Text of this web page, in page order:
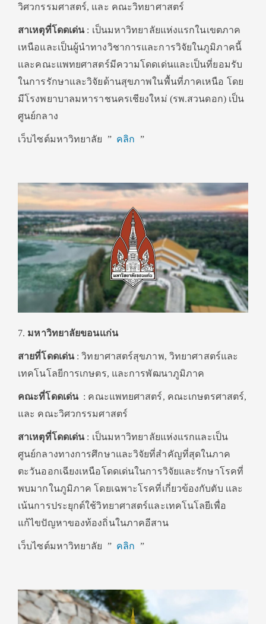
วิศวกรรมศาสตร์, และ คณะวิทยาศาสตร์
สาเหตุที่โดดเด่น: เป็นมหาวิทยาลัยแห่งแรกในเขตภาค
เหนือและเป็นผู้นำทางวิชาการและการวิจัยในภูมิภาคนี้
เเละคณะแพทยศาสตร์มีความโดดเด่นและเป็นที่ยอมรับ
ในการรักษาและวิจัยด้านสุขภาพในพื้นที่ภาคเหนือ โดย
มีโรงพยาบาลมหาราชนครเชียงใหม่ (รพ.สวนดอก) เป็น
ศูนย์กลาง
เว็บไซต์มหาวิทยาลัย ” คลิก ”
7. มหาวิทยาลัยขอนเเก่น
สายที่โดดเด่น: วิทยาศาสตร์สุขภาพ, วิทยาศาสตร์และ
เทคโนโลยีการเกษตร, และการพัฒนาภูมิภาค
คณะที่โดดเด่น: คณะแพทยศาสตร์, คณะเกษตรศาสตร์,
และ คณะวิศวกรรมศาสตร์
สาเหตุที่โดดเด่น: เป็นมหาวิทยาลัยแห่งแรกและเป็น
ศูนย์กลางทางการศึกษาและวิจัยที่สำคัญที่สุดในภาค
ตะวันออกเฉียงเหนือโดดเด่นในการวิจัยและรักษาโรคที่
พบมากในภูมิภาค โดยเฉพาะโรคที่เกี่ยวข้องกับตับ เเละ
เน้นการประยุกต์ใช้วิทยาศาสตร์และเทคโนโลยีเพื่อ
แก้ไขปัญหาของท้องถิ่นในภาคอีสาน
เว็บไซต์มหาวิทยาลัย ” คลิก ”